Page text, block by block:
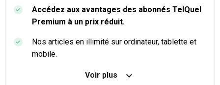
Accédez aux avantages des abonnés TelQuel
Premium à un prix réduit.
Nos articles en illimité sur ordinateur, tablette et
mobile.
Le magazine TelQuel en numérique avant la sortie
Voir plus